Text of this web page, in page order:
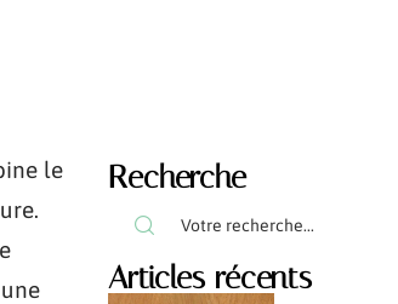
le
Recherche
Articles récents